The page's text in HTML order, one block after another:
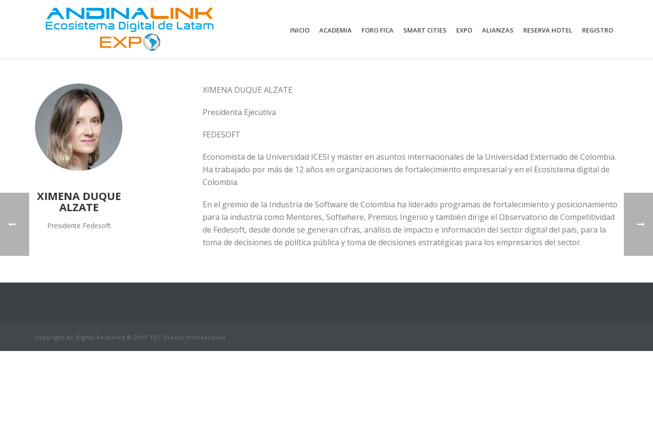
INICIO ACADEMIA FORO FICA SMART CITIES EXPO ALIANZAS RESERVA HOTEL REGISTRO
XIMENA DUQUE
ALZATE
Presidente Fedesoft
XIMENA DUQUE ALZATE
Presidenta Ejecutiva
FEDESOFT
Economista de la Universidad ICESI y máster en asuntos internacionales de la Universidad Externado de Colombia.
Ha trabajado por más de 12 años en organizaciones de fortalecimiento empresarial y en el Ecosistema digital de
Colombia.
En el gremio de la Industria de Software de Colombia ha liderado programas de fortalecimiento y posicionamiento
para la industria como Mentores, Softwhere, Premios Ingenio y también dirige el Observatorio de Competitividad
de Fedesoft, desde donde se generan cifras, análisis de impacto e información del sector digital del país, para la
toma de decisiones de política pública y toma de decisiones estratégicas para los empresarios del sector.
Copyright All Rights Reserved © 2019 TDC Events International